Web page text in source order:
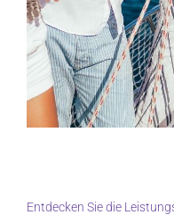
Entdecken Sie die